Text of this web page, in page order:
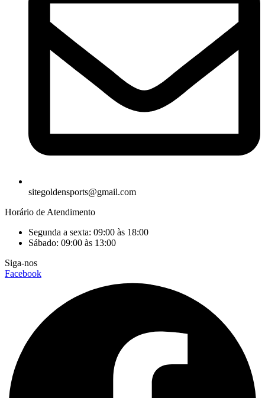
sitegoldensports@gmail.com
Horário de Atendimento
Segunda a sexta: 09:00 às 18:00
Sábado: 09:00 às 13:00
Siga-nos
Facebook